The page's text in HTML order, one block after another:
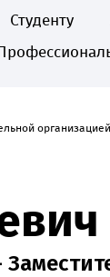
Студенту
организацией